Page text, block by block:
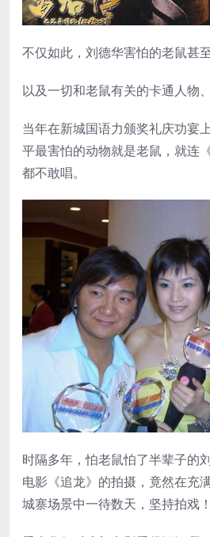
不仅如此，刘德华害怕的老鼠甚
以及一切和老鼠有关的卡通人物
当年在新城国语力颁奖礼庆功宴
平最害怕的动物就是老鼠，就连
都不敢唱。
时隔多年，怕老鼠怕了半辈子的
电影《追龙》的拍摄，竟然在充
城寨场景中一待数天，坚持拍戏！